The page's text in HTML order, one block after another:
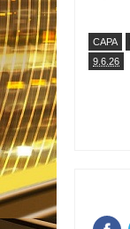
CAPA
9.6.26